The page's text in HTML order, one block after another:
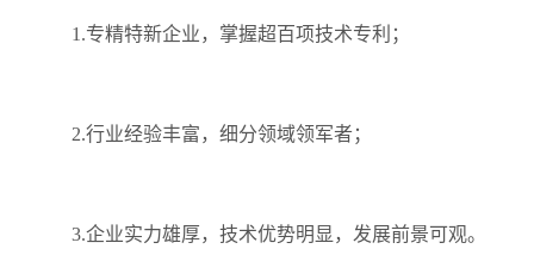
1.专精特新企业，掌握超百项技术专利；
2.行业经验丰富，细分领域领军者；
3.企业实力雄厚，技术优势明显，发展前景可观。